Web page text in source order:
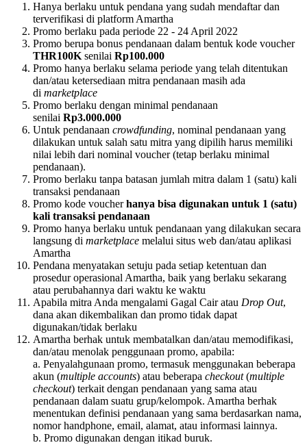
Hanya berlaku untuk pendana yang sudah mendaftar dan
terverifikasi di platform Amartha
Promo berlaku pada periode 22 - 24 April 2022
Promo berupa bonus pendanaan dalam bentuk kode voucher
THR100K senilai Rp100.000
Promo hanya berlaku selama periode yang telah ditentukan
dan/atau ketersediaan mitra pendanaan masih ada
di marketplace
Promo berlaku dengan minimal pendanaan
senilai Rp3.000.000
Untuk pendanaan crowdfunding, nominal pendanaan yang
dilakukan untuk salah satu mitra yang dipilih harus memiliki
nilai lebih dari nominal voucher (tetap berlaku minimal
pendanaan).
Promo berlaku tanpa batasan jumlah mitra dalam 1 (satu) kali
transaksi pendanaan
Promo kode voucherhanya bisa digunakan untuk 1 (satu)
kali transaksi pendanaan
Promo hanya berlaku untuk pendanaan yang dilakukan secara
langsung di marketplace melalui situs web dan/atau aplikasi
Amartha
Pendana menyatakan setuju pada setiap ketentuan dan
prosedur operasional Amartha, baik yang berlaku sekarang
atau perubahannya dari waktu ke waktu
Apabila mitra Anda mengalami Gagal Cair atau Drop Out,
dana akan dikembalikan dan promo tidak dapat
digunakan/tidak berlaku
Amartha berhak untuk membatalkan dan/atau memodifikasi,
dan/atau menolak penggunaan promo, apabila:
a. Penyalahgunaan promo, termasuk menggunakan beberapa
akun (multiple accounts) atau beberapa checkout(multiple
checkout) terkait dengan pendanaan yang sama atau
pendanaan dalam suatu grup/kelompok. Amartha berhak
menentukan definisi pendanaan yang sama berdasarkan nama,
nomor handphone, email, alamat, atau informasi lainnya.
b. Promo digunakan dengan itikad buruk.